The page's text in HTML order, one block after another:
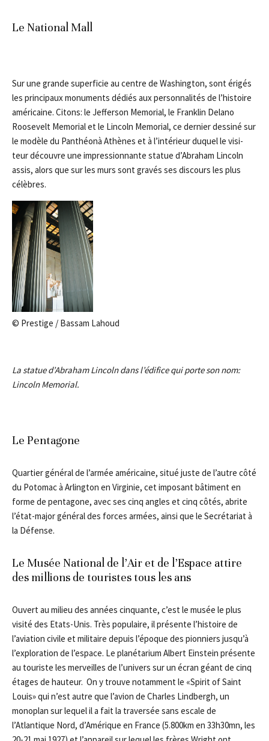
Le National Mall
Sur une grande superficie au centre de Washington, sont érigés
les principaux monuments dédiés aux personnalités de l’histoire
américaine. Citons: le Jefferson Memorial, le Franklin Delano
Roosevelt Memorial et le Lincoln Memorial, ce dernier dessiné sur
le modèle du Panthéonà Athènes et à l’intérieur duquel le visi-
teur découvre une impressionnante statue d’Abraham Lincoln
assis, alors que sur les murs sont gravés ses discours les plus
célèbres.
© Prestige / Bassam Lahoud
La statue d’Abraham Lincoln dans l’édifice qui porte son nom:
Lincoln Memorial.
Le Pentagone
Quartier général de l’armée américaine, situé juste de l’autre côté
du Potomac à Arlington en Virginie, cet imposant bâtiment en
forme de pentagone, avec ses cinq angles et cinq côtés, abrite
l’état-major général des forces armées, ainsi que le Secrétariat à
la Défense.
Le Musée National de l’Air et de l’Espace attire
des millions de touristes tous les ans
Ouvert au milieu des années cinquante, c’est le musée le plus
visité des Etats-Unis. Très populaire, il présente l’histoire de
l’aviation civile et militaire depuis l’époque des pionniers jusqu’à
l’exploration de l’espace. Le planétarium Albert Einstein présente
au touriste les merveilles de l’univers sur un écran géant de cinq
étages de hauteur. On y trouve notamment le «Spirit of Saint
Louis» qui n’est autre que l’avion de Charles Lindbergh, un
monoplan sur lequel il a fait la traversée sans escale de
l’Atlantique Nord, d’Amérique en France (5.800km en 33h30mn, les